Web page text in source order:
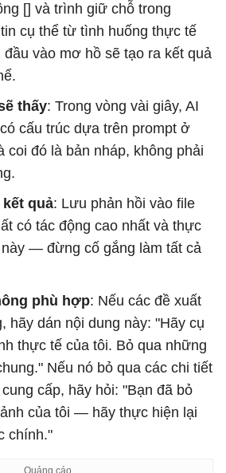
[] và trình giữ chỗ trong
cụ thể từ tình huống thực tế
vào mơ hồ sẽ tạo ra kết quả
thấy: Trong vòng vài giây, AI
cấu trúc dựa trên prompt ở
coi đó là bản nháp, không phải
quả: Lưu phản hồi vào file
có tác động cao nhất và thực
này — đừng cố gắng làm tất cả
phù hợp: Nếu các đề xuất
hãy dán nội dung này: "Hãy cụ
thực tế của tôi. Bỏ qua những
Nếu nó bỏ qua các chi tiết
cấp, hãy hỏi: "Bạn đã bỏ
của tôi — hãy thực hiện lại
chính."